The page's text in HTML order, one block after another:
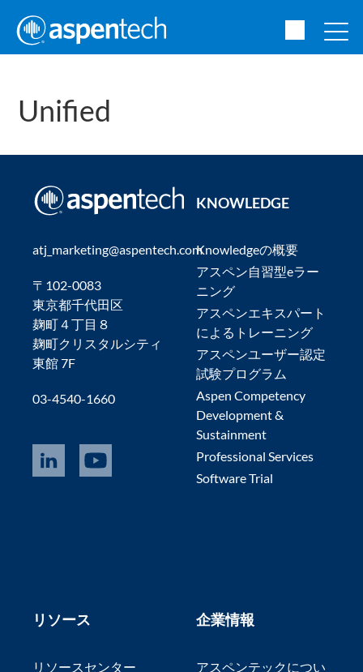
Unified
atj_marketing@aspentech.com
〒102-0083
東京都千代田区
麹町４丁目８
麹町クリスタルシティ
東館 7F
03-4540-1660
KNOWLEDGE
Knowledgeの概要
アスペン自習型eラー
ニング
アスペンエキスパート
によるトレーニング
アスペンユーザー認定
試験プログラム
Aspen Competency
Development &
Sustainment
Professional Services
Software Trial
リソース
リソースセンター
企業情報
アスペンテックについ